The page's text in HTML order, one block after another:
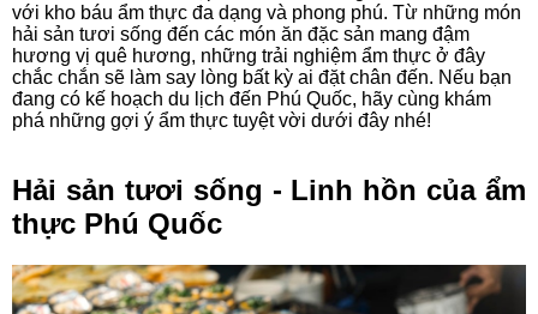
với kho báu ẩm thực đa dạng và phong phú. Từ những món
hải sản tươi sống đến các món ăn đặc sản mang đậm
hương vị quê hương, những trải nghiệm ẩm thực ở đây
chắc chắn sẽ làm say lòng bất kỳ ai đặt chân đến. Nếu bạn
đang có kế hoạch du lịch đến Phú Quốc, hãy cùng khám
phá những gợi ý ẩm thực tuyệt vời dưới đây nhé!
Hải sản tươi sống - Linh hồn của ẩm
thực Phú Quốc